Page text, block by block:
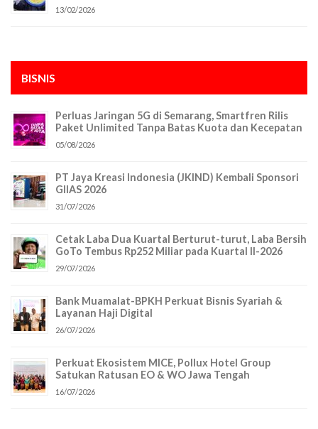
13/02/2026
BISNIS
Perluas Jaringan 5G di Semarang, Smartfren Rilis
Paket Unlimited Tanpa Batas Kuota dan Kecepatan
05/08/2026
PT Jaya Kreasi Indonesia (JKIND) Kembali Sponsori
GIIAS 2026
31/07/2026
Cetak Laba Dua Kuartal Berturut-turut, Laba Bersih
GoTo Tembus Rp252 Miliar pada Kuartal II-2026
29/07/2026
Bank Muamalat-BPKH Perkuat Bisnis Syariah &
Layanan Haji Digital
26/07/2026
Perkuat Ekosistem MICE, Pollux Hotel Group
Satukan Ratusan EO & WO Jawa Tengah
16/07/2026